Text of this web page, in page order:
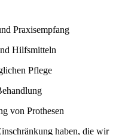
Praxisempfang
Hilfsmitteln
Pflege
von Prothesen
haben, die wir